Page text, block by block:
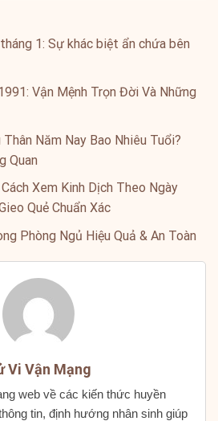
1: Sự khác biệt ẩn chứa bên
Vận Mệnh Trọn Đời Và Những
Năm Nay Bao Nhiêu Tuổi?
Quan
Xem Kinh Dịch Theo Ngày
Quẻ Chuẩn Xác
Phòng Ngủ Hiệu Quả & An Toàn
Vi Vận Mạng
web về các kiến thức huyền
tin, định hướng nhân sinh giúp